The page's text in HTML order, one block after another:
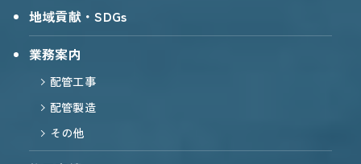
地域貢献・SDGs
業務案内
配管工事
配管製造
その他